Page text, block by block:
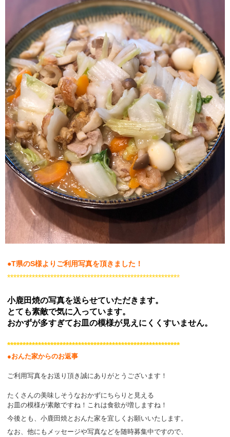
●T県のS様よりご利用写真を頂きました！
********************************************************
小鹿田焼の写真を送らせていただきます。
とても素敵で気に入っています。
おかずが多すぎてお皿の模様が見えにくくすいません。
********************************************************
●おんた家からのお返事
ご利用写真をお送り頂き誠にありがとうございます！
たくさんの美味しそうなおかずにちらりと見える
お皿の模様が素敵ですね！これは食欲が増しますね！
今後とも、小鹿田焼とおんた家を宜しくお願いいたします。
なお、他にもメッセージや写真などを随時募集中ですので、